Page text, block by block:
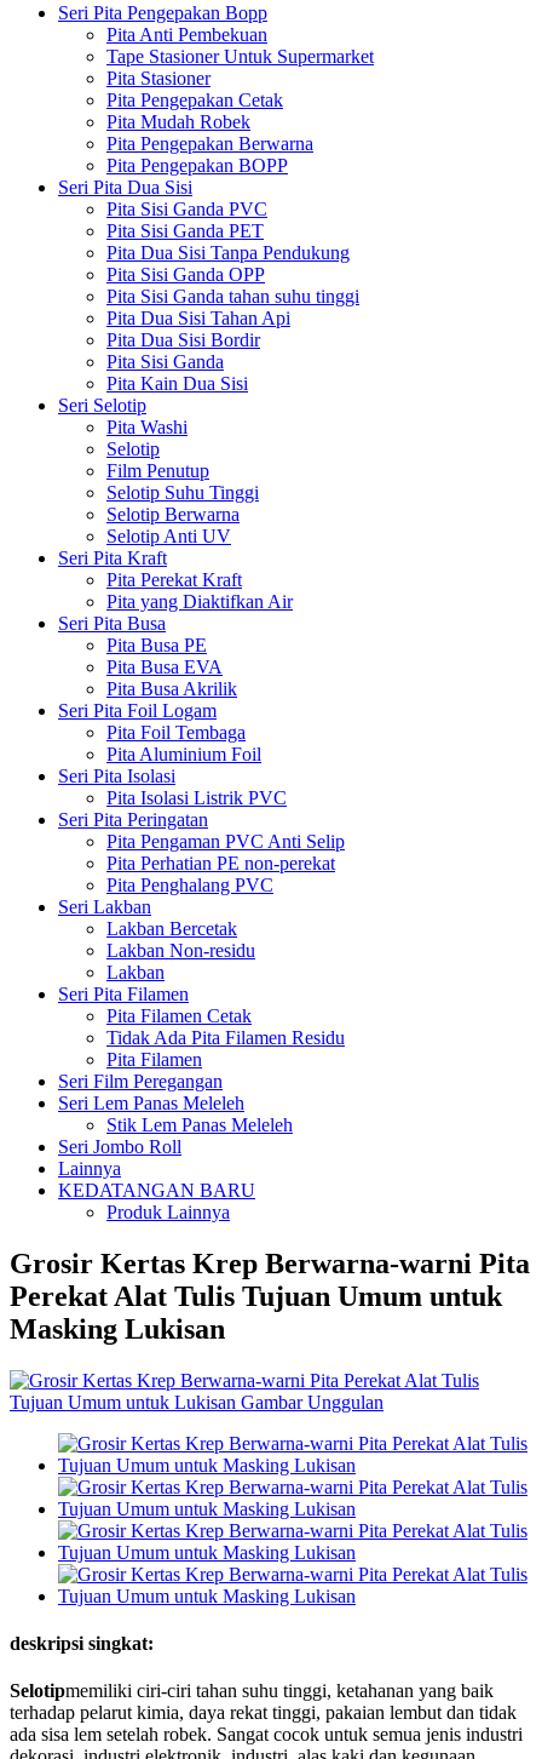
Seri Pita Pengepakan Bopp
Pita Anti Pembekuan
Tape Stasioner Untuk Supermarket
Pita Stasioner
Pita Pengepakan Cetak
Pita Mudah Robek
Pita Pengepakan Berwarna
Pita Pengepakan BOPP
Seri Pita Dua Sisi
Pita Sisi Ganda PVC
Pita Sisi Ganda PET
Pita Dua Sisi Tanpa Pendukung
Pita Sisi Ganda OPP
Pita Sisi Ganda tahan suhu tinggi
Pita Dua Sisi Tahan Api
Pita Dua Sisi Bordir
Pita Sisi Ganda
Pita Kain Dua Sisi
Seri Selotip
Pita Washi
Selotip
Film Penutup
Selotip Suhu Tinggi
Selotip Berwarna
Selotip Anti UV
Seri Pita Kraft
Pita Perekat Kraft
Pita yang Diaktifkan Air
Seri Pita Busa
Pita Busa PE
Pita Busa EVA
Pita Busa Akrilik
Seri Pita Foil Logam
Pita Foil Tembaga
Pita Aluminium Foil
Seri Pita Isolasi
Pita Isolasi Listrik PVC
Seri Pita Peringatan
Pita Pengaman PVC Anti Selip
Pita Perhatian PE non-perekat
Pita Penghalang PVC
Seri Lakban
Lakban Bercetak
Lakban Non-residu
Lakban
Seri Pita Filamen
Pita Filamen Cetak
Tidak Ada Pita Filamen Residu
Pita Filamen
Seri Film Peregangan
Seri Lem Panas Meleleh
Stik Lem Panas Meleleh
Seri Jombo Roll
Lainnya
KEDATANGAN BARU
Produk Lainnya
Grosir Kertas Krep Berwarna-warni Pita
Perekat Alat Tulis Tujuan Umum untuk
Masking Lukisan
deskripsi singkat:
Selotipmemiliki ciri-ciri tahan suhu tinggi, ketahanan yang baik
terhadap pelarut kimia, daya rekat tinggi, pakaian lembut dan tidak
ada sisa lem setelah robek. Sangat cocok untuk semua jenis industri